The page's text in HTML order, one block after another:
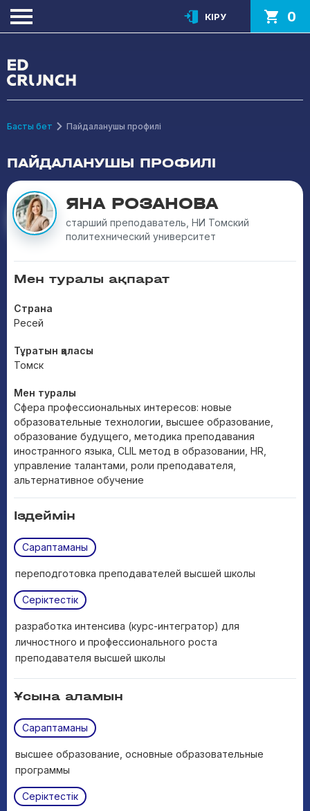
КІРУ 0
Басты бет Пайдаланушы профилі
ПАЙДАЛАНУШЫ ПРОФИЛІ
ЯНА РОЗАНОВА
старший преподаватель, НИ Томский
политехнический университет
Мен туралы ақпарат
Страна
Ресей
Тұратын қаласы
Томск
Мен туралы
Сфера профессиональных интересов: новые
образовательные технологии, высшее образование,
образование будущего, методика преподавания
иностранного языка, CLIL метод в образовании, HR,
управление талантами, роли преподавателя,
альтернативное обучение
Іздеймін
Сараптаманы
переподготовка преподавателей высшей школы
Серіктестік
разработка интенсива (курс-интегратор) для
личностного и профессионального роста
преподавателя высшей школы
Ұсына аламын
Сараптаманы
высшее образование, основные образовательные
программы
Серіктестік